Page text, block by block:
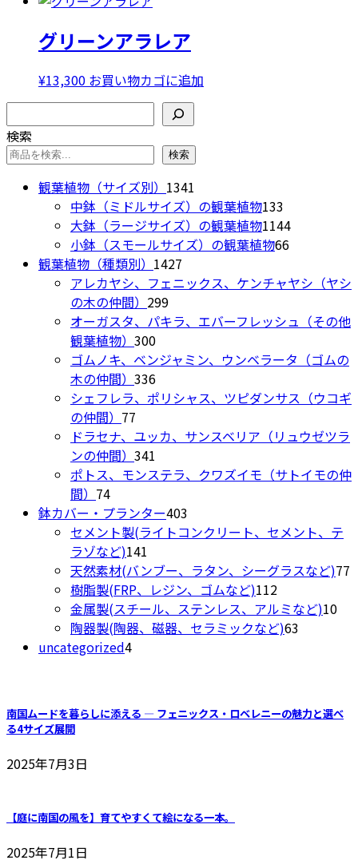
リ
ー
シ
ョ
ン
が
あ
り
ま
す。
オ
プ
シ
ョ
ン
は
商
品
ペ
ー
ジ
か
ら
択
で
き
ま
す
に
は
バ
エ
ー
シ
ョ
が
り
す。
プ
ョ
は
ペ
ジ
か
ら
選
ま
グリーンアラレア
¥13,300 お買い物カゴに追加
検索
検索
観葉植物（サイズ別） 1341
個
の
商
中鉢（ミドルサイズ）の観葉植物133
個
の
品
大鉢（ラージサイズ）の観葉植物11441144
商
小鉢（スモールサイズ）の観葉植物6666
の
品
観葉植物（種類別） 1427
個
商
アレカヤシ、フェニックス、ケンチャヤシ（ヤシ
の木の仲間） 299299
個
商
オーガスタ、パキラ、エバーフレッシュ（その他
観葉植物） 300300
個
の
商
ゴムノキ、ベンジャミン、ウンベラータ（ゴムの
木の仲間） 336336
個
商
シェフレラ、ポリシャス、ツピダンサス（ウコギ
の仲間） 77
個
の
商
ドラセナ、ユッカ、サンスベリア（リュウゼツラ
ンの仲間） 341
個
商
品
ポトス、モンステラ、クワズイモ（サトイモの仲
間） 7474
個
の
商
品
鉢カバー・プランター403
個
商
品
セメント製(ライトコンクリート、セメント、テ
ラゾなど)141
個
の
商
品
天然素材(バンブー、ラタン、シーグラスなど)77
樹脂製(FRP、レジン、ゴムなど)112112
個
の
金属製(スチール、ステンレス、アルミなど)1010
陶器製(陶器、磁器、セラミックなど)63
uncategorized44
品
南国ムードを暮らしに添える ― フェニックス・ロベレニーの魅力と選べ
る4サイズ展開
2025年7月3日
【庭に南国の風を】育てやすくて絵になる一本。
2025年7月1日